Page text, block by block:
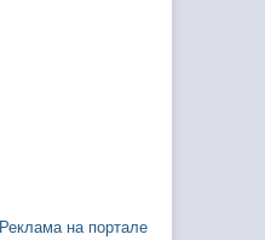
Реклама на портале